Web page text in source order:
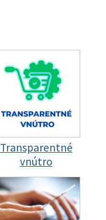
Transparentné
vnútro